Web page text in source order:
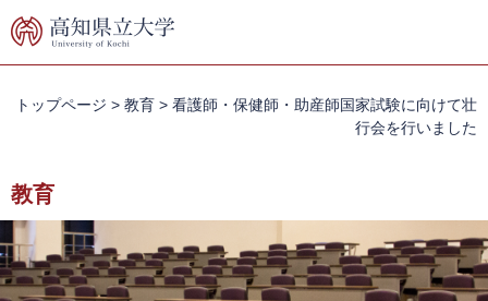
ー
ニ
て
本
文
へ
トップページ > 教育 > 看護師・保健師・助産師国家試験に向けて壮
行会を行いました
教育